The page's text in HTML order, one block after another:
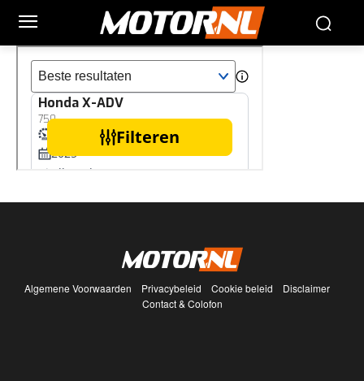
Algemene Voorwaarden Privacybeleid Cookie beleid
Disclaimer
Contact & Colofon